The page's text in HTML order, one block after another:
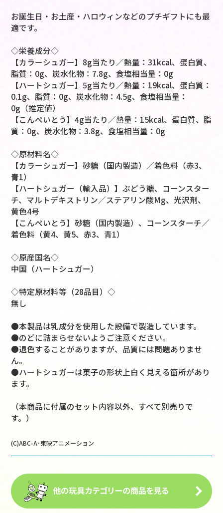
お誕生日・お土産・ハロウィンなどのプチギフトにも最
適です。
◇栄養成分◇
【カラーシュガー】8g当たり／熱量：31kcal、蛋白質、
脂質：0g、炭水化物：7.8g、食塩相当量：0g
【ハートシュガー】5g当たり／熱量：19kcal、蛋白質：
0.1g、脂質：0g、炭水化物：4.5g、食塩相当量：
0g（推定値）
【こんぺいとう】4g当たり／熱量：15kcal、蛋白質、脂
質：0g、炭水化物：3.8g、食塩相当量：0g
◇原材料名◇
【カラーシュガー】砂糖（国内製造）／着色料（赤3、
青1）
【ハートシュガー（輸入品）】ぶどう糖、コーンスター
チ、マルトデキストリン／ステアリン酸Mg、光沢剤、
黄色4号
【こんぺいとう】砂糖（国内製造）、コーンスターチ／
着色料（黄4、黄5、赤3、青1）
◇原産国名◇
中国（ハートシュガー）
◇特定原材料等（28品目）◇
無し
●本製品は乳成分を使用した設備で製造しています。
●のどに詰まらせないようご注意ください。
●退色することがありますが、品質には問題ありませ
ん。
●ハートシュガーは菓子の形状上白く見える箇所があり
ます。
（本商品に付属のセット内容以外、すべて別売りで
す。）
(C)ABC-A･東映アニメーション